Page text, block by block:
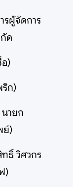
รผู้จัดการ
ด
)
ก)
ายก
ย์)
ธิ์ วิศวกร
)